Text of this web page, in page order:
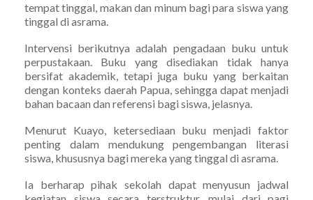
tempat tinggal, makan dan minum bagi para siswa yang
tinggal di asrama.
Intervensi berikutnya adalah pengadaan buku untuk
perpustakaan. Buku yang disediakan tidak hanya
bersifat akademik, tetapi juga buku yang berkaitan
dengan konteks daerah Papua, sehingga dapat menjadi
bahan bacaan dan referensi bagi siswa, jelasnya.
Menurut Kuayo, ketersediaan buku menjadi faktor
penting dalam mendukung pengembangan literasi
siswa, khususnya bagi mereka yang tinggal di asrama.
Ia berharap pihak sekolah dapat menyusun jadwal